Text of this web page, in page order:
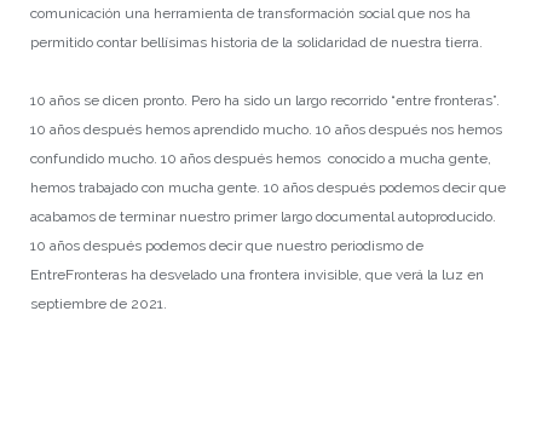
comunicación una herramienta de transformación social que nos ha
permitido contar bellísimas historia de la solidaridad de nuestra tierra.
10 años se dicen pronto. Pero ha sido un largo recorrido “entre fronteras”.
10 años después hemos aprendido mucho. 10 años después nos hemos
confundido mucho. 10 años después hemos conocido a mucha gente,
hemos trabajado con mucha gente. 10 años después podemos decir que
acabamos de terminar nuestro primer largo documental autoproducido.
10 años después podemos decir que nuestro periodismo de
EntreFronteras ha desvelado una frontera invisible, que verá la luz en
septiembre de 2021.